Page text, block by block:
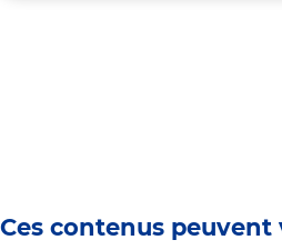
Ces contenus peuvent